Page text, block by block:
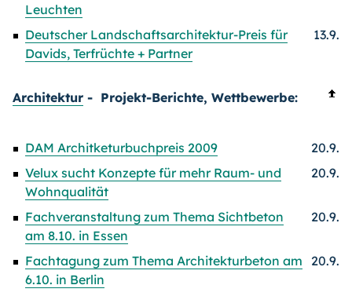
Leuchten
Deutscher Landschaftsarchitektur-Preis für
Davids, Terfrüchte + Partner
13.9.
Architektur - Projekt-Berichte, Wettbewerbe:
DAM Architketurbuchpreis 2009
20.9.
Velux sucht Konzepte für mehr Raum- und
Wohnqualität
20.9.
Fachveranstaltung zum Thema Sichtbeton
am 8.10. in Essen
20.9.
Fachtagung zum Thema Architekturbeton am
6.10. in Berlin
20.9.